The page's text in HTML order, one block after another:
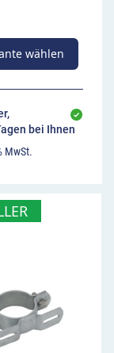
von 90
zur
wählen
bei Ihnen
MwSt.